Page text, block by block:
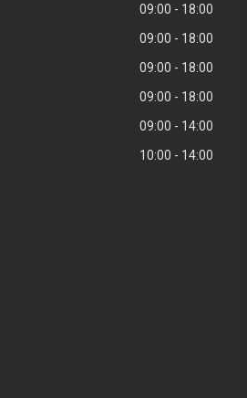
09:00
18:00
09:00
18:00
09:00
18:00
09:00
18:00
09:00
14:00
10:00 14:00